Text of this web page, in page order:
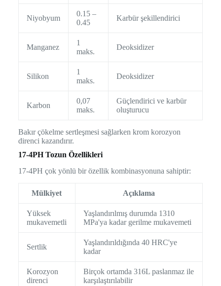
Niyobyum
0.15 –
0.45
Karbür şekillendirici
Manganez
1
maks.
Deoksidizer
Silikon
1
maks.
Deoksidizer
Karbon
0,07
maks.
Güçlendirici ve karbür
oluşturucu
Bakır çökelme sertleşmesi sağlarken krom korozyon
direnci kazandırır.
17-4PH Tozun Özellikleri
17-4PH çok yönlü bir özellik kombinasyonuna sahiptir:
Mülkiyet Açıklama
Yüksek
mukavemetli
Yaşlandırılmış durumda 1310
MPa'ya kadar gerilme mukavemeti
Sertlik
Yaşlandırıldığında 40 HRC'ye
kadar
Korozyon
direnci
Birçok ortamda 316L paslanmaz ile
karşılaştırılabilir